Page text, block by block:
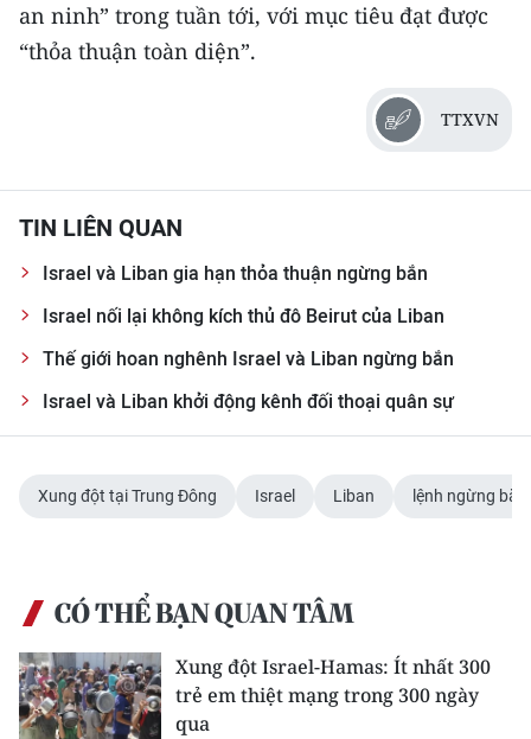
54 DÂN TỘC VIỆT NAM
MEDIA CENTER
Video
Media Chính trị
Media Văn hóa
Media Pháp luật
Media Du lịch
Media Thế giới
an ninh” trong tuần tới, với mục tiêu đạt được
“thỏa thuận toàn diện”.
TTXVN
TIN LIÊN QUAN
Israel và Liban gia hạn thỏa thuận ngừng bắn
Israel nối lại không kích thủ đô Beirut của Liban
Thế giới hoan nghênh Israel và Liban ngừng bắn
Israel và Liban khởi động kênh đối thoại quân sự
Xung đột tại Trung Đông Israel Liban lệnh ngừng bắn
CÓ THỂ BẠN QUAN TÂM
Xung đột Israel-Hamas: Ít nhất 300
trẻ em thiệt mạng trong 300 ngày
qua